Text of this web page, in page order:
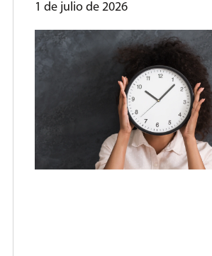
1 de julio de 2026